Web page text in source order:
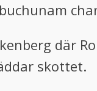
där
skottet.